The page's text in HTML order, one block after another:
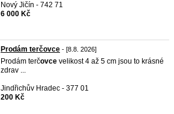
Nový Jičín - 742 71
6 000 Kč
Prodám terčovce - [8.8. 2026]
Prodám terčovce velikost 4 až 5 cm jsou to krásné
zdrav ...
Jindřichův Hradec - 377 01
200 Kč